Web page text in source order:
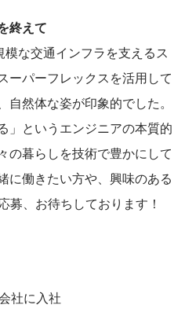
終えて
な交通インフラを支えるス
ーパーフレックスを活用して
然体な姿が印象的でした。
」というエンジニアの本質的
の暮らしを技術で豊かにして
に働きたい方や、興味のある
募、お待ちしております！
社に入社